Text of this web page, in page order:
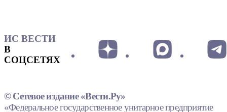
ИС ВЕСТИ
В
СОЦСЕТЯХ
© Сетевое издание «Вести.Ру»
«Федеральное государственное унитарное предприятие